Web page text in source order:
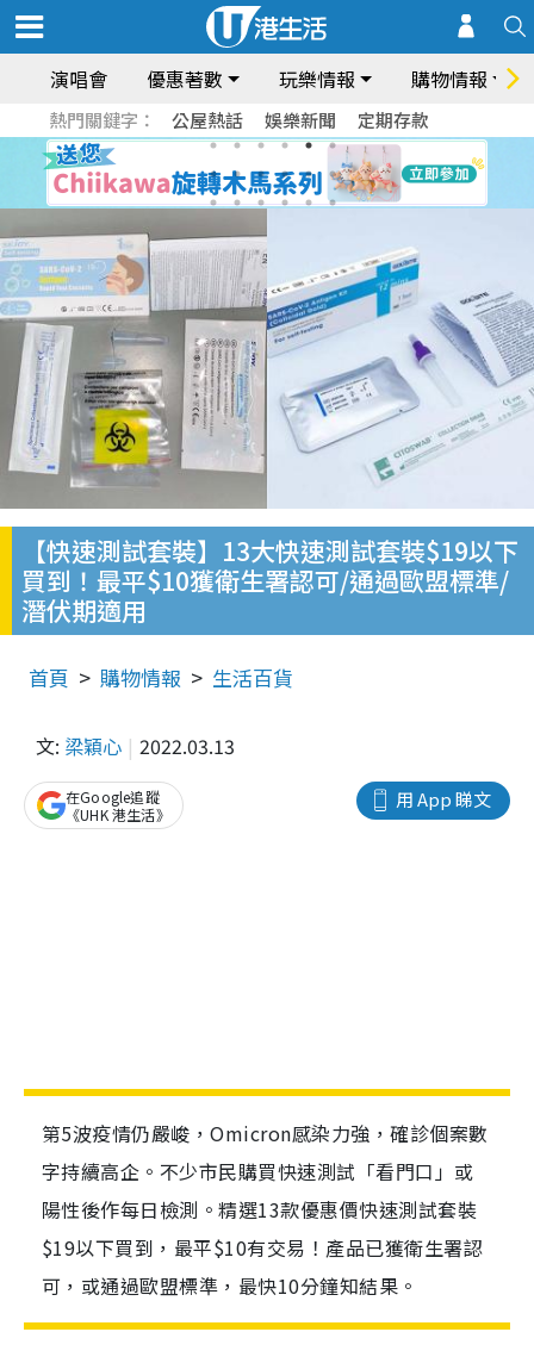
演唱會 優惠著數 玩樂情報 購物情報
熱門關鍵字： 公屋熱話 娛樂新聞 定期存款
【快速測試套裝】13大快速測試套裝$19以下
買到！最平$10獲衛生署認可/通過歐盟標準/
潛伏期適用
首頁 購物情報 生活百貨
文: 梁穎心 2022.03.13
用 App 睇文
在Google追蹤
《UHK 港生活》
第5波疫情仍嚴峻，Omicron感染力強，確診個案數
字持續高企。不少市民購買快速測試「看門口」或
陽性後作每日檢測。精選13款優惠價快速測試套裝
$19以下買到，最平$10有交易！產品已獲衛生署認
可，或通過歐盟標準，最快10分鐘知結果。